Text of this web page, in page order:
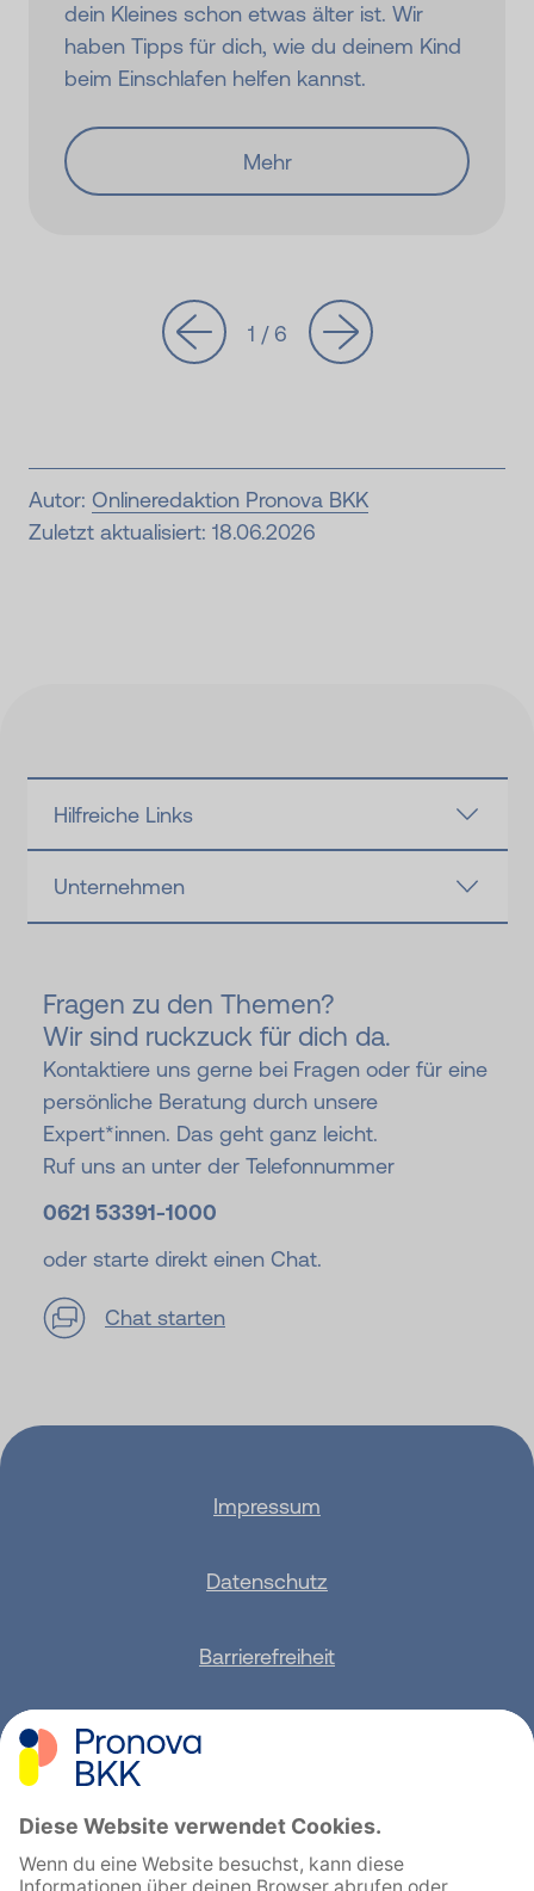
dein Kleines schon etwas älter ist. Wir
haben Tipps für dich, wie du deinem Kind
beim Einschlafen helfen kannst.
Mehr
1 / 6
Autor: Onlineredaktion Pronova BKK
Zuletzt aktualisiert: 18.06.2026
Hilfreiche Links
Unternehmen
Fragen zu den Themen?
Wir sind ruckzuck für dich da.
Kontaktiere uns gerne bei Fragen oder für eine
persönliche Beratung durch unsere
Expert*innen. Das geht ganz leicht.
Ruf uns an unter der Telefonnummer
0621 53391-1000
oder starte direkt einen Chat.
Chat starten
Impressum
Datenschutz
Barrierefreiheit
English